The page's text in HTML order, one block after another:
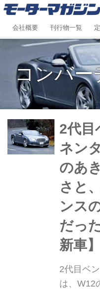
会社概要 刊行物一覧
コンバー
2代目
ネン
のあ
さと
ンス
だっ
新車】
2代目ベ
は、W12